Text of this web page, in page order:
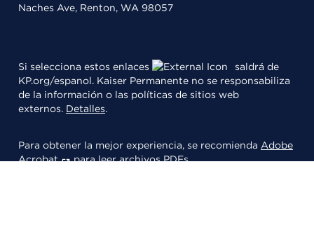
Naches Ave, Renton, WA 98057
Si selecciona estos enlaces
saldrá de
KP.org/espanol. Kaiser Permanente no se responsabiliza
de la información o las políticas de sitios web
externos. Detalles.
Para obtener la mejor experiencia, se recomienda Adobe
Acrobat
para leer archivos PDFs.